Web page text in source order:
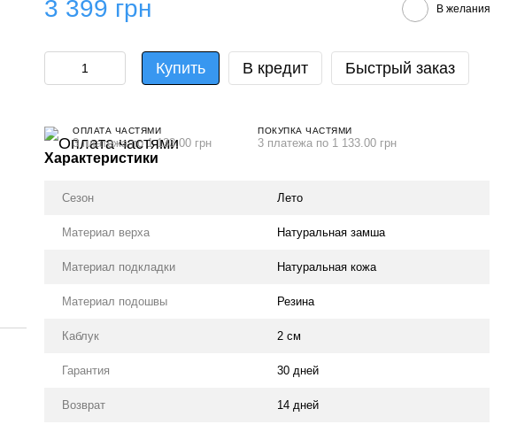
3 399 грн В желания
Купить В кредит Быстрый заказ
ОПЛАТА ЧАСТЯМИ
3 платежа по 1 133.00 грн
ПОКУПКА ЧАСТЯМИ
3 платежа по 1 133.00 грн
Характеристики
Сезон Лето
Материал верха Натуральная замша
Материал подкладки Натуральная кожа
Материал подошвы Резина
Каблук 2 см
Гарантия 30 дней
Возврат 14 дней